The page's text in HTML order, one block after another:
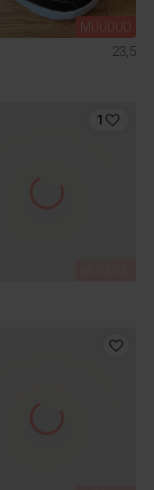
MÜÜDUD
23,5
1